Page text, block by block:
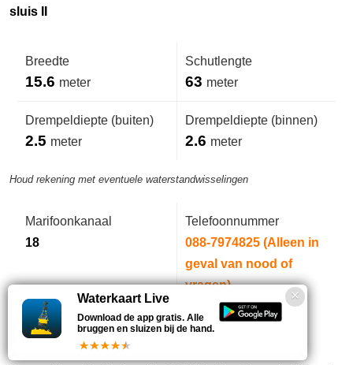
sluis II
Breedte
15.6 meter
Schutlengte
63 meter
Drempeldiepte (buiten)
2.5 meter
Drempeldiepte (binnen)
2.6 meter
Houd rekening met eventuele waterstandwisselingen
Marifoonkanaal
18
Telefoonnummer
088-7974825 (Alleen in
geval van nood of
vragen)
Waterkaart Live
Download de app gratis. Alle
bruggen en sluizen bij de hand.